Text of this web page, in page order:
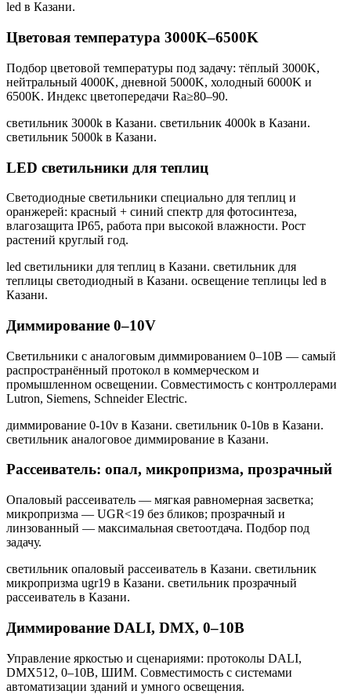
led в Казани.
Цветовая температура 3000K–6500K
Подбор цветовой температуры под задачу: тёплый 3000K,
нейтральный 4000K, дневной 5000K, холодный 6000K и
6500K. Индекс цветопередачи Ra≥80–90.
светильник 3000k в Казани. светильник 4000k в Казани.
светильник 5000k в Казани.
LED светильники для теплиц
Светодиодные светильники специально для теплиц и
оранжерей: красный + синий спектр для фотосинтеза,
влагозащита IP65, работа при высокой влажности. Рост
растений круглый год.
led светильники для теплиц в Казани. светильник для
теплицы светодиодный в Казани. освещение теплицы led в
Казани.
Диммирование 0–10V
Светильники с аналоговым диммированием 0–10В — самый
распространённый протокол в коммерческом и
промышленном освещении. Совместимость с контроллерами
Lutron, Siemens, Schneider Electric.
диммирование 0-10v в Казани. светильник 0-10в в Казани.
светильник аналоговое диммирование в Казани.
Рассеиватель: опал, микропризма, прозрачный
Опаловый рассеиватель — мягкая равномерная засветка;
микропризма — UGR<19 без бликов; прозрачный и
линзованный — максимальная светоотдача. Подбор под
задачу.
светильник опаловый рассеиватель в Казани. светильник
микропризма ugr19 в Казани. светильник прозрачный
рассеиватель в Казани.
Диммирование DALI, DMX, 0–10В
Управление яркостью и сценариями: протоколы DALI,
DMX512, 0–10В, ШИМ. Совместимость с системами
автоматизации зданий и умного освещения.